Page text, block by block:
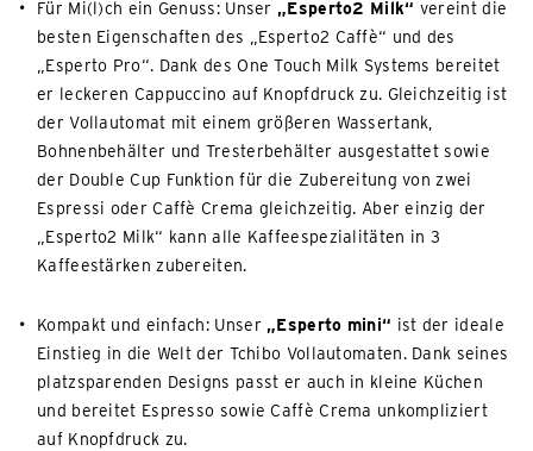
Für Mi(l)ch ein Genuss: Unser „Esperto2 Milk“ vereint die
besten Eigenschaften des „Esperto2 Caffè“ und des
„Esperto Pro“. Dank des One Touch Milk Systems bereitet
er leckeren Cappuccino auf Knopfdruck zu. Gleichzeitig ist
der Vollautomat mit einem größeren Wassertank,
Bohnenbehälter und Tresterbehälter ausgestattet sowie
der Double Cup Funktion für die Zubereitung von zwei
Espressi oder Caffè Crema gleichzeitig. Aber einzig der
„Esperto2 Milk“ kann alle Kaffeespezialitäten in 3
Kaffeestärken zubereiten.
Kompakt und einfach: Unser „Esperto mini“ ist der ideale
Einstieg in die Welt der Tchibo Vollautomaten. Dank seines
platzsparenden Designs passt er auch in kleine Küchen
und bereitet Espresso sowie Caffè Crema unkompliziert
auf Knopfdruck zu.